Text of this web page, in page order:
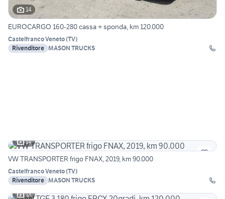
14
EUROCARGO 160-280 cassa + sponda, km 120.000
Castelfranco Veneto(TV)
Rivenditore MASON TRUCKS
14
VW TRANSPORTER frigo FNAX, 2019, km 90.000
Castelfranco Veneto(TV)
Rivenditore MASON TRUCKS
13